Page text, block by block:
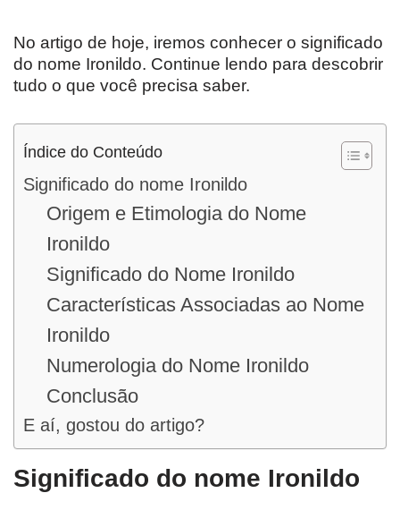
No artigo de hoje, iremos conhecer o significado
do nome Ironildo. Continue lendo para descobrir
tudo o que você precisa saber.
Índice do Conteúdo
Significado do nome Ironildo
Origem e Etimologia do Nome
Ironildo
Significado do Nome Ironildo
Características Associadas ao Nome
Ironildo
Numerologia do Nome Ironildo
Conclusão
E aí, gostou do artigo?
Significado do nome Ironildo